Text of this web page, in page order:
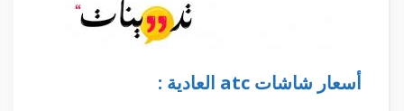
أسعار شاشات atc العادية :